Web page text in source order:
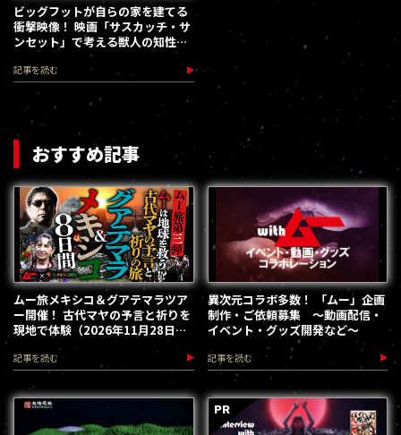
ビッグフットが自らの家を建てる
衝撃映像！ 映画「サスカッチ・サ
ンセット」で考える獣人の知性と
社会性
記事を読む
おすすめ記事
ムー旅メキシコ＆グアテマラツア
ー開催！ 古代マヤの予言と祈りを
現地で体験（2026年11月28日～
12月5日）
記事を読む
異次元コラボ多数！ 「ムー」企画
制作・ご依頼募集 ～動画配信・
イベント・グッズ開発など～
記事を読む